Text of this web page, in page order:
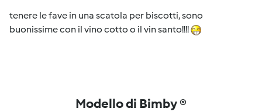
tenere le fave in una scatola per biscotti, sono
buonissime con il vino cotto o il vin santo!!!!
Modello di Bimby ®